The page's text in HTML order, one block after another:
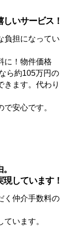
いサービス！
負担になってい
に！物件価格
ら約105万円の
きます。代わり
安心です。
しています！
く仲介手数料の
ています。